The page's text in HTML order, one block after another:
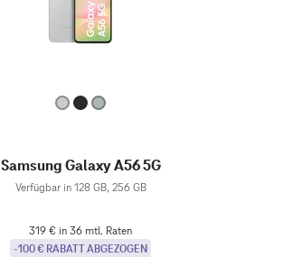
Samsung Galaxy A56 5G
Verfügbar in 128 GB, 256 GB
319 € in 36 mtl. Raten
-100 € RABATT ABGEZOGEN